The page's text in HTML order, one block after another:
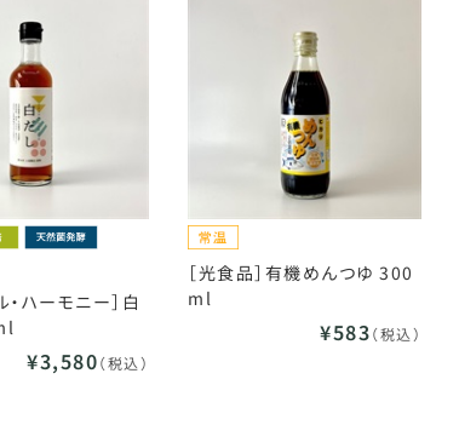
・ハーモニー］白
¥3,580（税込）
［光食品］有機めんつゆ 300
ml
¥583（税込）